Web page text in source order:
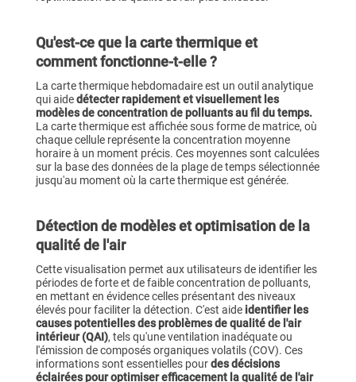
Qu'est-ce que la carte thermique et
comment fonctionne-t-elle ?
La carte thermique hebdomadaire est un outil analytique
qui aidedétecter rapidement et visuellement les
modèles de concentration de polluants au fil du temps.
La carte thermique est affichée sous forme de matrice, où
chaque cellule représente la concentration moyenne
horaire à un moment précis. Ces moyennes sont calculées
sur la base des données de la plage de temps sélectionnée
jusqu'au moment où la carte thermique est générée.
Détection de modèles et optimisation de la
qualité de l'air
Cette visualisation permet aux utilisateurs de identifier les
périodes de forte et de faible concentration de polluants,
en mettant en évidence celles présentant des niveaux
élevés pour faciliter la détection. C'est aide identifier les
causes potentielles des problèmes de qualité de l'air
intérieur (QAI), tels qu'une ventilation inadéquate ou
l'émission de composés organiques volatils (COV). Ces
informations sont essentielles pourdes décisions
éclairées pour optimiser efficacement la qualité de l'air